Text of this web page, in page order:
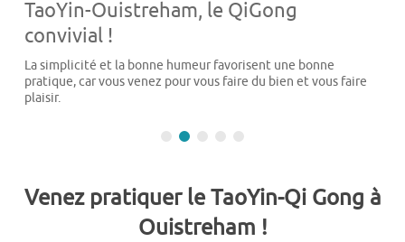
TaoYin-Ouistreham, le QiGong
convivial !
La simplicité et la bonne humeur favorisent une bonne
pratique, car vous venez pour vous faire du bien et vous faire
plaisir.
Venez pratiquer le TaoYin-Qi Gong à
Ouistreham !